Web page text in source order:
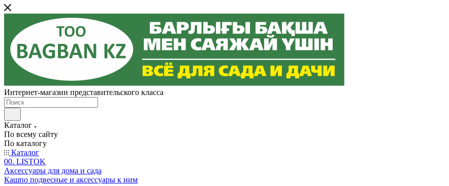
Интернет-магазин представительского класса
Каталог
По всему сайту
По каталогу
Каталог
00. LISTOK
Аксессуары для дома и сада
Кашпо подвесные и аксессуары к ним